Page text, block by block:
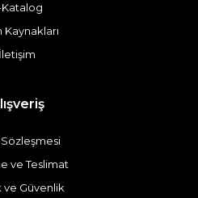
Katalog
Kaynakları
İletişim
Sözleşmesi
ve Teslimat
ve Güvenlik